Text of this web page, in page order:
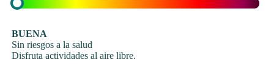
BUENA
Sin riesgos a la salud
Disfruta actividades al aire libre.